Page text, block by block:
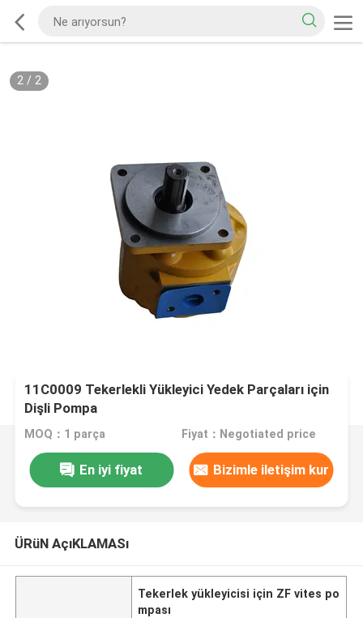
2/ 2
11C0009 Tekerlekli Yükleyici Yedek Parçaları için
Dişli Pompa
MOQ：1 parça Fiyat：Negotiated price
En iyi fiyat Bizimle iletişim kur
ÜRüN AçıKLAMASı
Tekerlek yükleyicisi için ZF vites po
mpası